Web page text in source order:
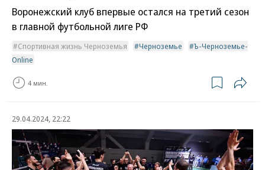
Воронежский клуб впервые остался на третий сезон
в главной футбольной лиге РФ
Спортивная жизнь Черноземья Черноземье
Ъ-Черноземье-
Online
4 мин.
29.04.2024, 22:22